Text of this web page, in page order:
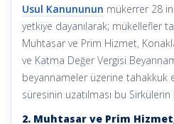
Usul Kanununun mükerrer 28
yetkiye dayanılarak; mükellefler
Muhtasar ve Prim Hizmet,
ve Katma Değer Vergisi
beyannameler üzerine tahakkuk
süresinin uzatılması bu
2. Muhtasar ve Prim